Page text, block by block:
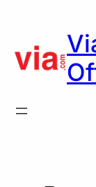
content